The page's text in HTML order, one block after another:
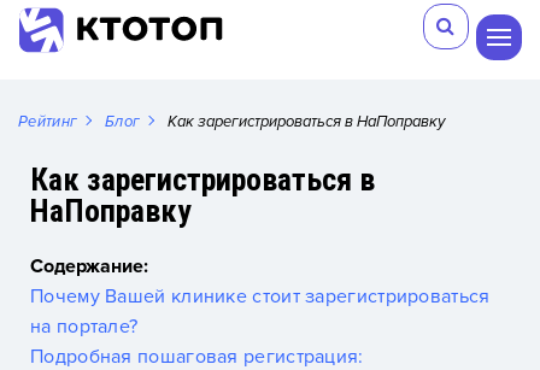
Рейтинг Блог Как зарегистрироваться в НаПоправку
Как зарегистрироваться в
НаПоправку
Содержание:
Почему Вашей клинике стоит зарегистрироваться
на портале?
Подробная пошаговая регистрация: